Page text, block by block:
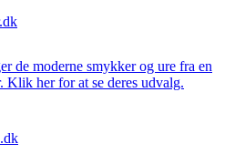
de moderne smykker og ure fra en
her for at se deres udvalg.